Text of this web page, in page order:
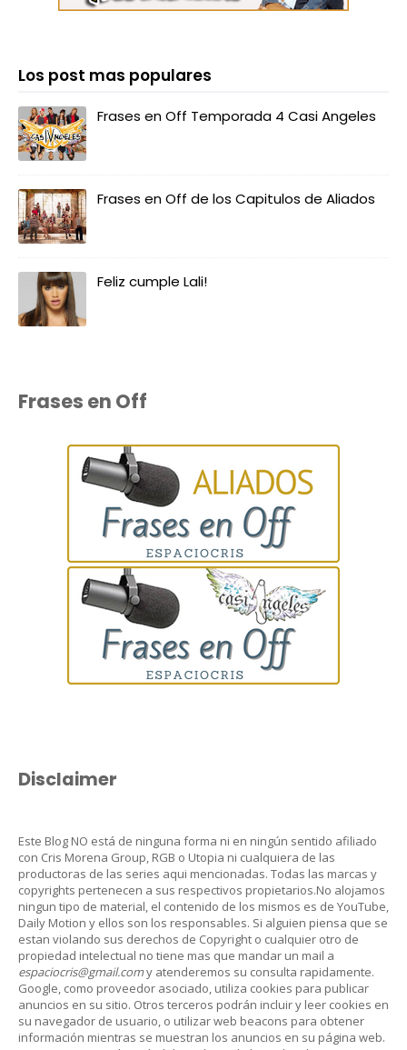
Los post mas populares
Frases en Off Temporada 4 Casi Angeles
Frases en Off de los Capitulos de Aliados
Feliz cumple Lali!
Frases en Off
Disclaimer
Este Blog NO está de ninguna forma ni en ningún sentido afiliado
con Cris Morena Group, RGB o Utopia ni cualquiera de las
productoras de las series aqui mencionadas. Todas las marcas y
copyrights pertenecen a sus respectivos propietarios.No alojamos
ningun tipo de material, el contenido de los mismos es de YouTube,
Daily Motion y ellos son los responsables. Si alguien piensa que se
estan violando sus derechos de Copyright o cualquier otro de
propiedad intelectual no tiene mas que mandar un mail a
espaciocris@gmail.comy atenderemos su consulta rapidamente.
Google, como proveedor asociado, utiliza cookies para publicar
anuncios en su sitio. Otros terceros podrán incluir y leer cookies en
su navegador de usuario, o utilizar web beacons para obtener
información mientras se muestran los anuncios en su página web.